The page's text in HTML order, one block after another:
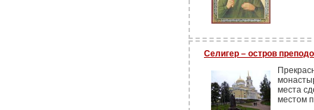
Селигер – остров
места
местом